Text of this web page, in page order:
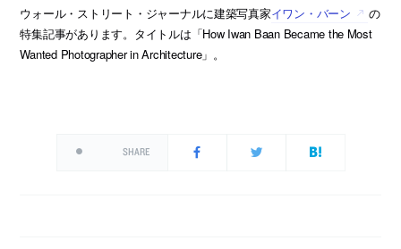
ウォール・ストリート・ジャーナルに建築写真家イワン・バーン
の
特集記事があります。タイトルは「How Iwan Baan Became the Most
Wanted Photographer in Architecture」。
SHARE